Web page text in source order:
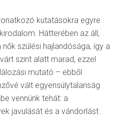
kutatásokra egyre
Hátterében az áll,
szülési hajlandósága, így a
szint alatt marad, ezzel
mutató – ebből
vált egyensúlytalanság.
vennünk tehát: a
javulását és a vándorlást.